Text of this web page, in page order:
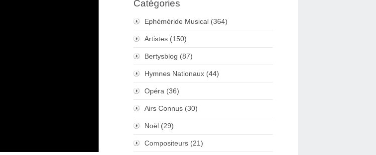
Catégories
Ephéméride Musical (364)
Artistes (150)
Bertysblog (87)
Hymnes Nationaux (44)
Opéra (36)
Airs Connus (30)
Noël (29)
Compositeurs (21)